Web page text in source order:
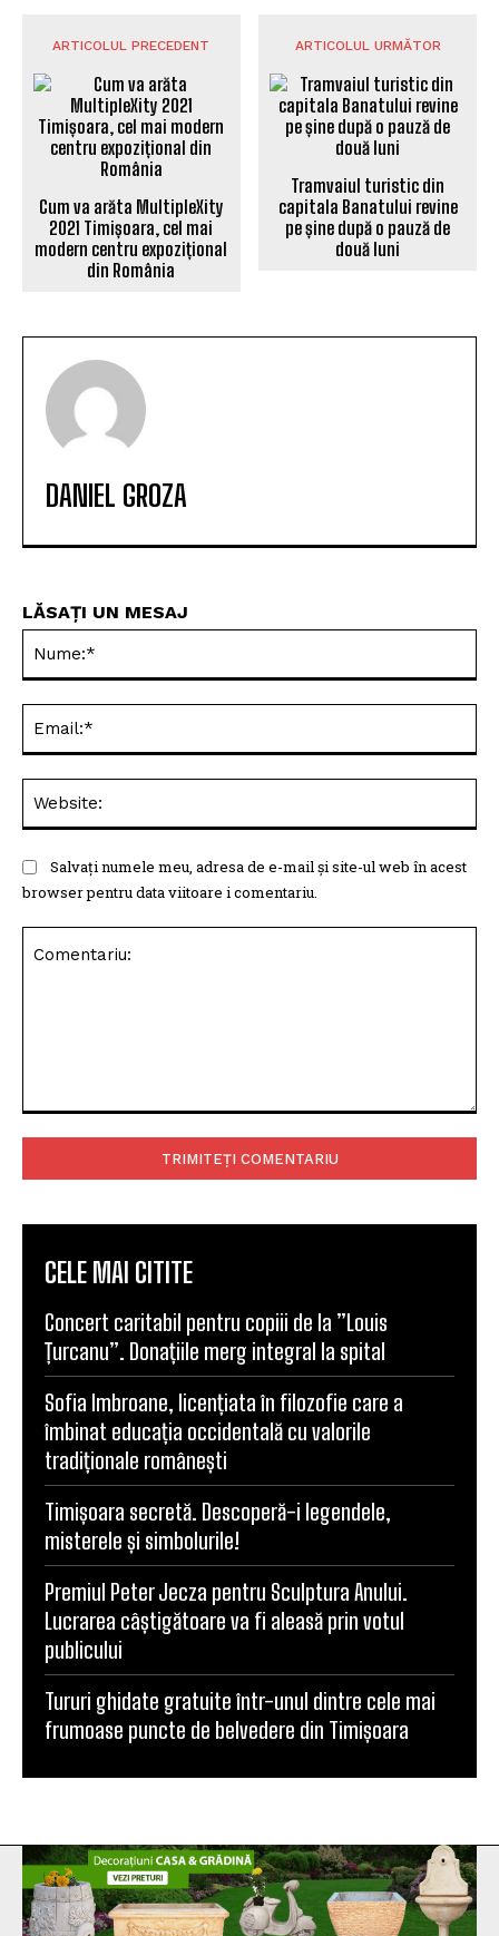
ARTICOLUL PRECEDENT
Cum va arăta MultipleXity
2021 Timișoara, cel mai
modern centru expozițional
din România
ARTICOLUL URMĂTOR
Tramvaiul turistic din
capitala Banatului revine
pe șine după o pauză de
două luni
DANIEL GROZA
LĂSAȚI UN MESAJ
Salvați numele meu, adresa de e-mail și site-ul web în acest
browser pentru data viitoare i comentariu.
CELE MAI CITITE
Concert caritabil pentru copiii de la ”Louis
Țurcanu”. Donațiile merg integral la spital
Sofia Imbroane, licențiata în filozofie care a
îmbinat educația occidentală cu valorile
tradiționale românești
Timișoara secretă. Descoperă-i legendele,
misterele și simbolurile!
Premiul Peter Jecza pentru Sculptura Anului.
Lucrarea câștigătoare va fi aleasă prin votul
publicului
Tururi ghidate gratuite într-unul dintre cele mai
frumoase puncte de belvedere din Timișoara